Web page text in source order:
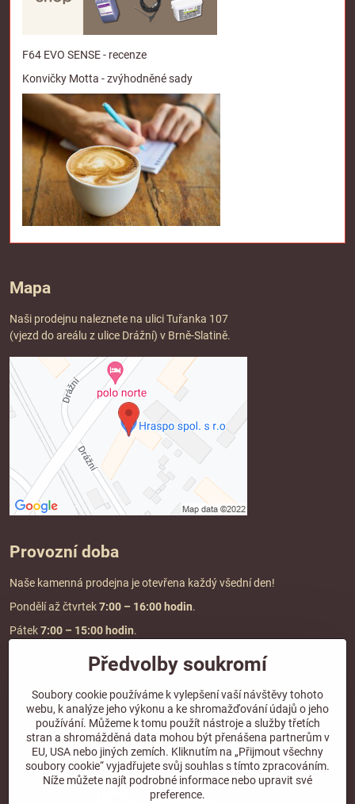
F64 EVO SENSE - recenze
Konvičky Motta - zvýhodněné sady
Mapa
Naši prodejnu naleznete na ulici Tuřanka 107
(vjezd do areálu z ulice Drážní) v Brně-Slatině.
Provozní doba
Naše kamenná prodejna je otevřena každý všední den!
Pondělí až čtvrtek7:00 – 16:00 hodin.
Pátek7:00 – 15:00 hodin.
Doprava a platba
DOPRAVA ZDARMA
při objednávce nad2000 Kč vč. DPH.
*Nevztahuje se na paletovou přepravu.
Předvolby soukromí
Soubory cookie používáme k vylepšení vaší návštěvy tohoto
webu, k analýze jeho výkonu a ke shromažďování údajů o jeho
používání. Můžeme k tomu použít nástroje a služby třetích
stran a shromážděná data mohou být přenášena partnerům v
EU, USA nebo jiných zemích. Kliknutím na „Přijmout všechny
soubory cookie“ vyjadřujete svůj souhlas s tímto zpracováním.
Níže můžete najít podrobné informace nebo upravit své
preference.